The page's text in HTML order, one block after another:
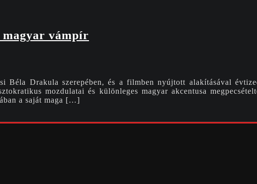
magyar vámpír
Béla Drakula szerepében, és a filmben nyújtott alakításával
mozdulatai és különleges magyar akcentusa
a saját maga […]